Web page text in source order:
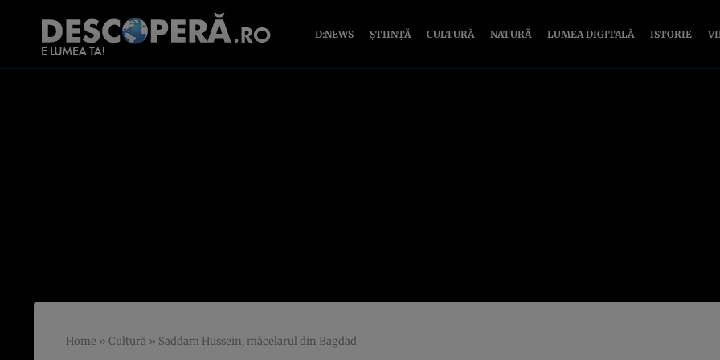
D:NEWS ȘTIINȚĂ CULTURĂ NATURĂ LUMEA DIGITALĂ ISTORIE
Home » Cultură » Saddam Hussein, măcelarul din Bagdad